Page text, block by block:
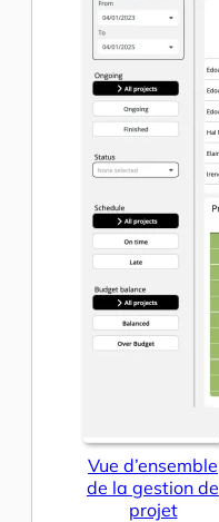
Vue d’ensemble
de la gestion de
projet